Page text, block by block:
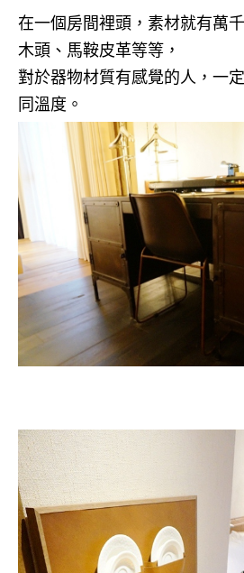
在一個房間裡頭，素材就有萬
木頭、馬鞍皮革等等，
對於器物材質有感覺的人，一
同溫度。